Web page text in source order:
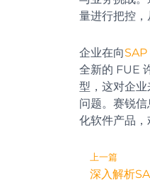
量进行把控，
企业在向
全新的 FUE
型，这对企
问题。赛锐信
化软件产品，
Prev
上一篇
深入解析